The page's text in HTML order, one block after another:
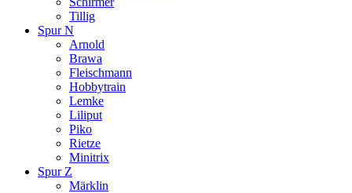
Tillig
Spur N
Arnold
Brawa
Fleischmann
Hobbytrain
Lemke
Liliput
Piko
Rietze
Minitrix
Spur Z
Märklin